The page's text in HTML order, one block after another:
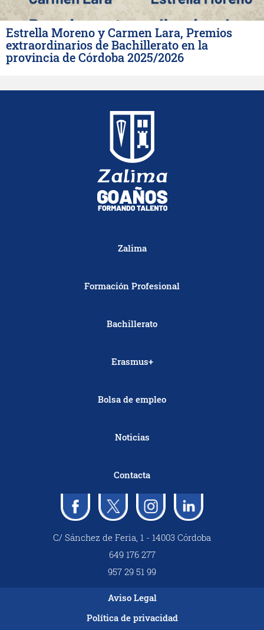
Estrella Moreno y Carmen Lara, Premios
extraordinarios de Bachillerato en la
provincia de Córdoba 2025/2026
Zalima
Formación Profesional
Bachillerato
Erasmus+
Bolsa de empleo
Noticias
Contacta
C/ Sánchez de Feria, 1 - 14003 Córdoba
649 176 277
957 29 51 99
Aviso Legal
Política de privacidad